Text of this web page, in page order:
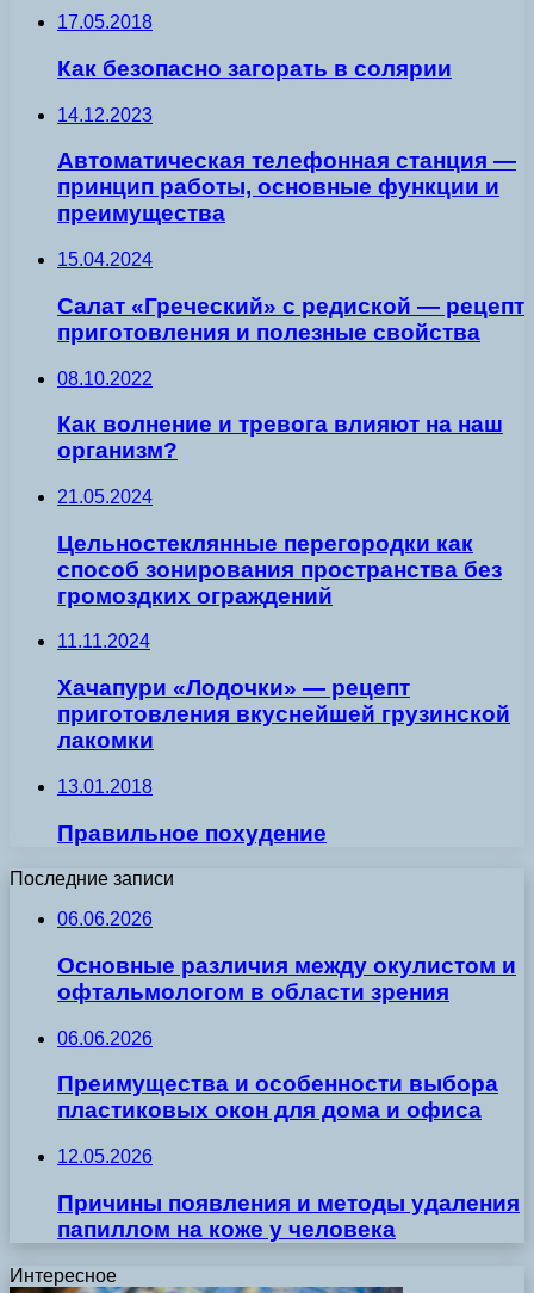
17.05.2018
Как безопасно загорать в солярии
14.12.2023
Автоматическая телефонная станция —
принцип работы, основные функции и
преимущества
15.04.2024
Салат «Греческий» с редиской — рецепт
приготовления и полезные свойства
08.10.2022
Как волнение и тревога влияют на наш
организм?
21.05.2024
Цельностеклянные перегородки как
способ зонирования пространства без
громоздких ограждений
11.11.2024
Хачапури «Лодочки» — рецепт
приготовления вкуснейшей грузинской
лакомки
13.01.2018
Правильное похудение
Последние записи
06.06.2026
Основные различия между окулистом и
офтальмологом в области зрения
06.06.2026
Преимущества и особенности выбора
пластиковых окон для дома и офиса
12.05.2026
Причины появления и методы удаления
папиллом на коже у человека
Интересное